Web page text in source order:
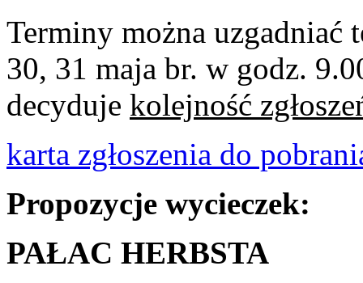
Terminy można uzgadniać
30, 31 maja br. w godz.
decyduje kolejność
karta zgłoszenia do
Propozycje wycieczek:
PAŁAC HERBSTA